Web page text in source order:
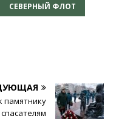
СЕВЕРНЫЙ ФЛОТ
памятнику
спасателям